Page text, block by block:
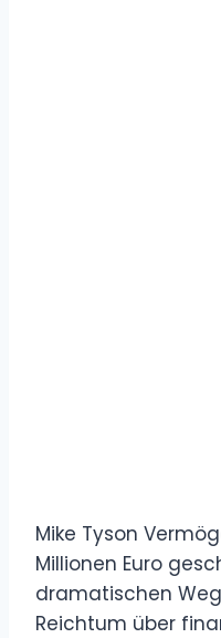
Mike Tyson
Millionen Euro
dramatischen
Reichtum über